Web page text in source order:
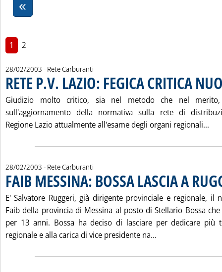
1 2
28/02/2003 - Rete Carburanti
RETE P.V. LAZIO: FEGICA CRITICA
Giudizio molto critico, sia nel metodo che nel
sull'aggiornamento della normativa sulla rete di
Regione Lazio attualmente all'esame degli organi regionali...
28/02/2003 - Rete Carburanti
FAIB MESSINA: BOSSA LASCIA A
E' Salvatore Ruggeri, già dirigente provinciale e regionale, il
Faib della provincia di Messina al posto di Stellario Bossa
per 13 anni. Bossa ha deciso di lasciare per dedicare più
regionale e alla carica di vice presidente na...